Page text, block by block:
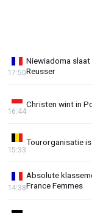
Niewiadoma
Reusser
17:50
Christen wint in
16:44
Tourorganisatie
15:33
Absolute
France Femmes
14:38